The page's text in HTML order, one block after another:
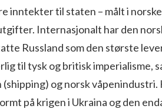
inntekter til staten – målt i
Internasjonalt har den
Russland som den største
til tysk og britisk imperialisme,
og norsk
på krigen i Ukraina og den